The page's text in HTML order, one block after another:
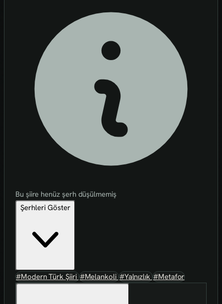
Bu şiire henüz şerh düşülmemiş
Şerhleri Göster
#Modern Türk Şiiri#Melankoli#Yalnızlık#Metafor